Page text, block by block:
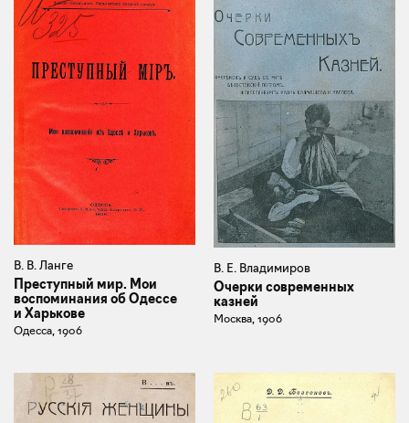
В. В. Ланге
Преступный мир. Мои
воспоминания об Одессе
и Харькове
Одесса, 1906
В. Е. Владимиров
Очерки современных
казней
Москва, 1906